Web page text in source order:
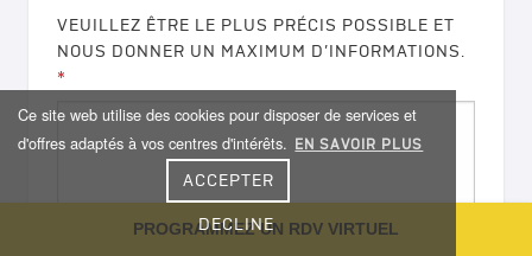
Ce site web utilise des cookies pour disposer de services et
d'offres adaptés à vos centres d'intérêts.
EN SAVOIR PLUS
DECLINE
ACCEPTER
PROGRAMMEZ UN RDV VIRTUEL
VEUILLEZ ÊTRE LE PLUS PRÉCIS POSSIBLE ET
NOUS DONNER UN MAXIMUM D’INFORMATIONS.
*